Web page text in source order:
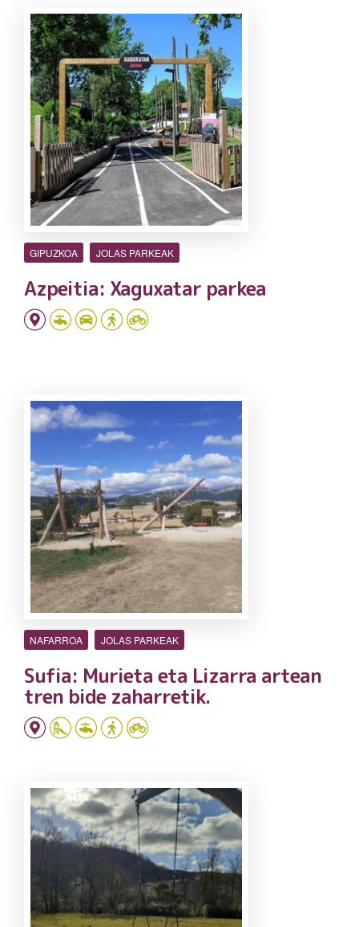
GIPUZKOA JOLAS PARKEAK
Azpeitia: Xaguxatar parkea
NAFARROA JOLAS PARKEAK
Sufia: Murieta eta Lizarra artean
tren bide zaharretik.